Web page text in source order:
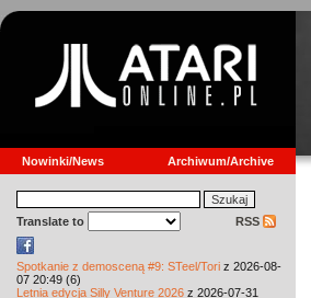
Nowinki/News Archiwum/Archive
Translate to RSS
Spotkanie z demosceną #9: STeel/Tori z 2026-08-
07 20:49 (6)
Letnia edycja Silly Venture 2026 z 2026-07-31